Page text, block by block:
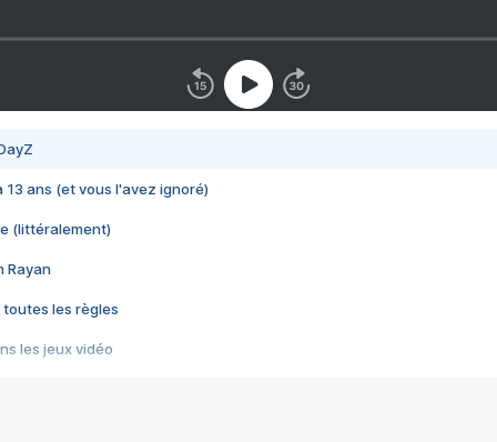
13 ans (et vous l'avez ignoré)
(littéralement)
Rayan
toutes les règles
les jeux vidéo